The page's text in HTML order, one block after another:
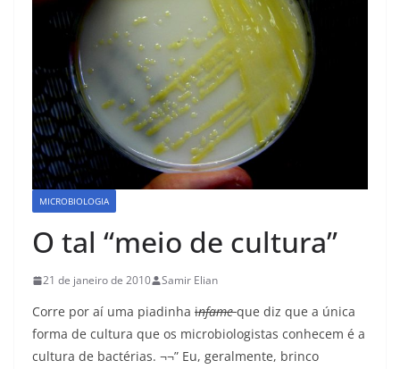
MICROBIOLOGIA
O tal “meio de cultura”
21 de janeiro de 2010 Samir Elian
Corre por aí uma piadinha infame que diz que a única
forma de cultura que os microbiologistas conhecem é a
cultura de bactérias. ¬¬” Eu, geralmente, brinco